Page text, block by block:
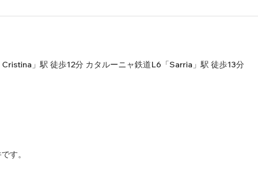
」駅 徒歩12分 カタルーニャ鉄道L6「Sarria」駅 徒歩13分
す。